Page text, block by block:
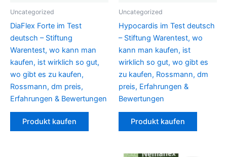
Uncategorized
DiaFlex Forte im Test
deutsch – Stiftung
Warentest, wo kann man
kaufen, ist wirklich so gut,
wo gibt es zu kaufen,
Rossmann, dm preis,
Erfahrungen & Bewertungen
Produkt kaufen
Uncategorized
Hypocardis im Test deutsch
– Stiftung Warentest, wo
kann man kaufen, ist
wirklich so gut, wo gibt es
zu kaufen, Rossmann, dm
preis, Erfahrungen &
Bewertungen
Produkt kaufen